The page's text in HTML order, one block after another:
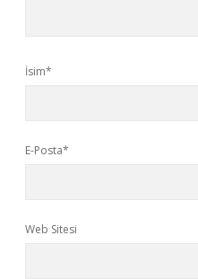
İsim*
E-Posta*
Web Sitesi